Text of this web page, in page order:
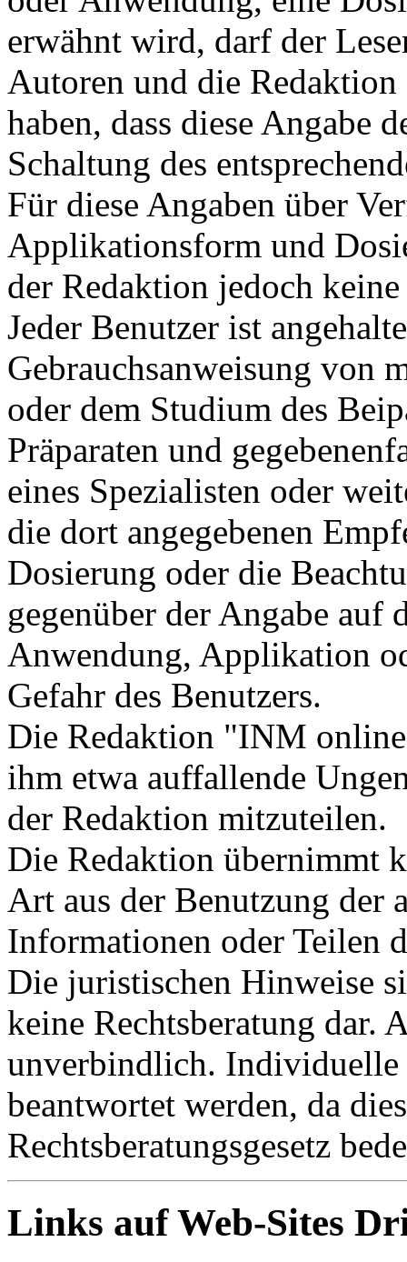
erwähnt wird, darf der
Autoren und die
haben, dass diese Angabe
Schaltung des
Für diese Angaben über
Applikationsform und
der Redaktion jedoch
Jeder Benutzer ist
Gebrauchsanweisung von
oder dem Studium des
Präparaten und
eines Spezialisten oder
die dort angegebenen
Dosierung oder die
gegenüber der Angabe auf
Anwendung, Applikation
Gefahr des Benutzers.
Die Redaktion "INM
ihm etwa auffallende
der Redaktion mitzuteilen.
Die Redaktion übernimmt
Art aus der Benutzung der
Informationen oder Teilen
Die juristischen Hinweise
keine Rechtsberatung dar.
unverbindlich. Individuelle
beantwortet werden, da
Rechtsberatungsgesetz
Links auf Web-Sites